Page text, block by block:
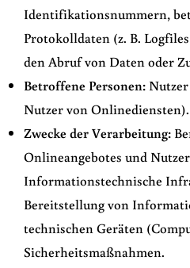
Identifikationsnummern,
Protokolldaten (z. B.
den Abruf von Daten oder
Betroffene Personen:
Nutzer von Onlinediensten).
Zwecke der Verarbeitung:
Onlineangebotes und
Informationstechnische
Bereitstellung von
technischen Geräten
Sicherheitsmaßnahmen.